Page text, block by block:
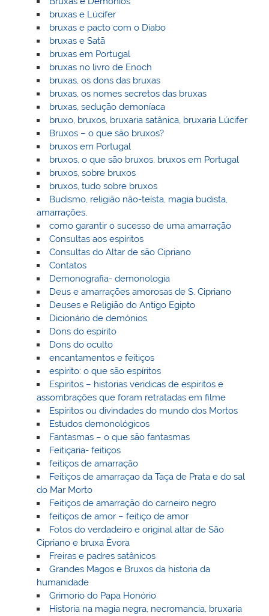
bruxas e Lúcifer
bruxas e pacto com o Diabo
bruxas e Satã
bruxas em Portugal
bruxas no livro de Enoch
bruxas, os dons das bruxas
bruxas, os nomes secretos das bruxas
bruxas, sedução demoníaca
bruxo, bruxos, bruxaria satânica, bruxaria Lúcifer
Bruxos – o que são bruxos?
bruxos em Portugal
bruxos, o que são bruxos, bruxos em Portugal
bruxos, sobre bruxos
bruxos, tudo sobre bruxos
Budismo, religião não-teísta, magia budista,
amarrações,
como garantir o sucesso de uma amarração
Consultas aos espíritos
Consultas do Altar de são Cipriano
Contatos
Demonografia- demonologia
Deus e amarrações amorosas de S. Cipriano
Deuses e Religião do Antigo Egipto
Dicionário de demónios
Dons do espírito
Dons do oculto
encantamentos e feitiços
espírito: o que são espíritos
Espiritos – historias veridicas de espiritos e
assombrações que foram retratadas em filme
Espíritos ou divindades do mundo dos Mortos
Estudos demonológicos
Fantasmas – o que são fantasmas
Feitiçaria- feitiços
feitiços de amarração
Feitiços de amarraçao da Taça de Prata e do sal
do Mar Morto
Feitiços de amarração do carneiro negro
feitiços de amor – feitiço de amor
Fotos do verdadeiro e original altar de São
Cipriano e bruxa Èvora
Freiras e padres satânicos
Grandes Magos e Bruxos da historia da
humanidade
Grimorio do Papa Honório
Historia na magia negra, necromancia, bruxaria